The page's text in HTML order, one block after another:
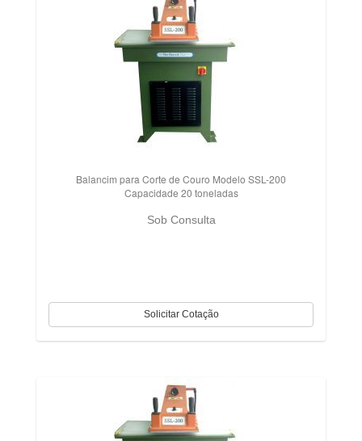
Balancim para Corte de Couro Modelo SSL-200
Capacidade 20 toneladas
Sob Consulta